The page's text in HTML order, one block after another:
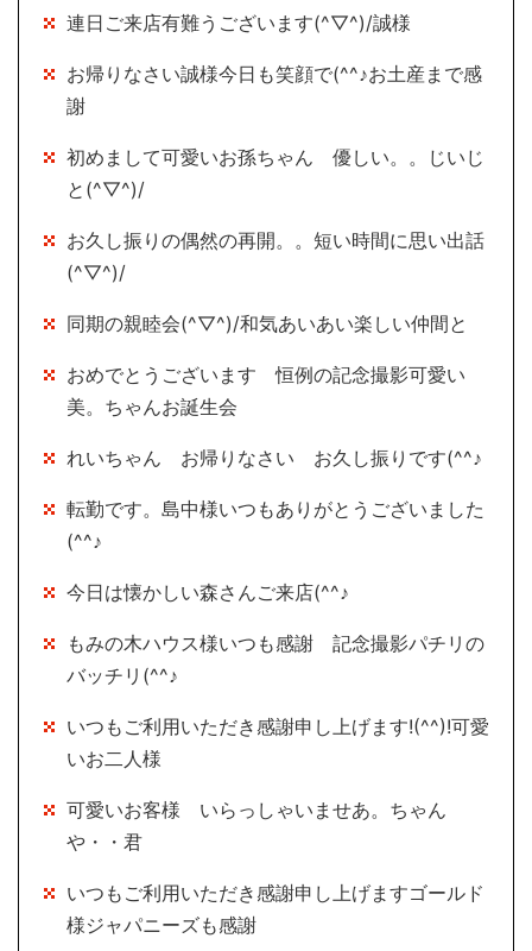
連日ご来店有難うございます(^▽^)/誠様
お帰りなさい誠様今日も笑顔で(^^♪お土産まで感
謝
初めまして可愛いお孫ちゃん 優しい。。じいじ
と(^▽^)/
お久し振りの偶然の再開。。短い時間に思い出話
(^▽^)/
同期の親睦会(^▽^)/和気あいあい楽しい仲間と
おめでとうございます 恒例の記念撮影可愛い
美。ちゃんお誕生会
れいちゃん お帰りなさい お久し振りです(^^♪
転勤です。島中様いつもありがとうございました
(^^♪
今日は懐かしい森さんご来店(^^♪
もみの木ハウス様いつも感謝 記念撮影パチリの
バッチリ(^^♪
いつもご利用いただき感謝申し上げます!(^^)!可愛
いお二人様
可愛いお客様 いらっしゃいませあ。ちゃん
や・・君
いつもご利用いただき感謝申し上げますゴールド
様ジャパニーズも感謝